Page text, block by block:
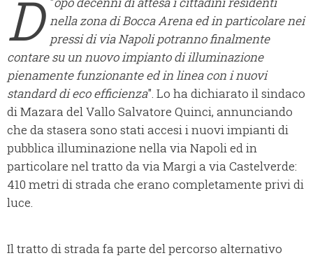
D nella zona di Bocca Arena ed in particolare nei
pressi di via Napoli potranno finalmente
contare su un nuovo impianto di illuminazione
pienamente funzionante ed in linea con i nuovi
standard di eco efficienza". Lo ha dichiarato il sindaco
di Mazara del Vallo Salvatore Quinci, annunciando
che da stasera sono stati accesi i nuovi impianti di
pubblica illuminazione nella via Napoli ed in
particolare nel tratto da via Margi a via Castelverde:
410 metri di strada che erano completamente privi di
luce.
Il tratto di strada fa parte del percorso alternativo